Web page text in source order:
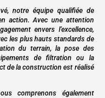
notre équipe qualifiée de
action. Avec une attention
envers l’excellence,
les plus hauts standards de
du terrain, la pose des
de filtration ou la
de la construction est réalisé
comprenons également